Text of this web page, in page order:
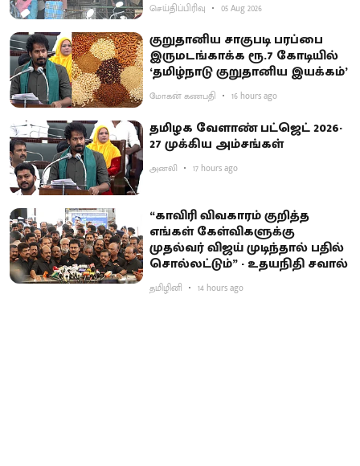
செய்திப்பிரிவு 05 Aug 2026
குறுதானிய சாகுபடி பரப்பை
இருமடங்காக்க ரூ.7 கோடியில்
‘தமிழ்நாடு குறுதானிய இயக்கம்’
மோகன் கணபதி 16 hours ago
தமிழக வேளாண் பட்ஜெட் 2026-
27 முக்கிய அம்சங்கள்
அனலி 17 hours ago
“காவிரி விவகாரம் குறித்த
எங்கள் கேள்விகளுக்கு
முதல்வர் விஜய் முடிந்தால் பதில்
சொல்லட்டும்” - உதயநிதி சவால்
தமிழினி 14 hours ago